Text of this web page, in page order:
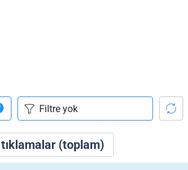
tıklamalar (toplam)